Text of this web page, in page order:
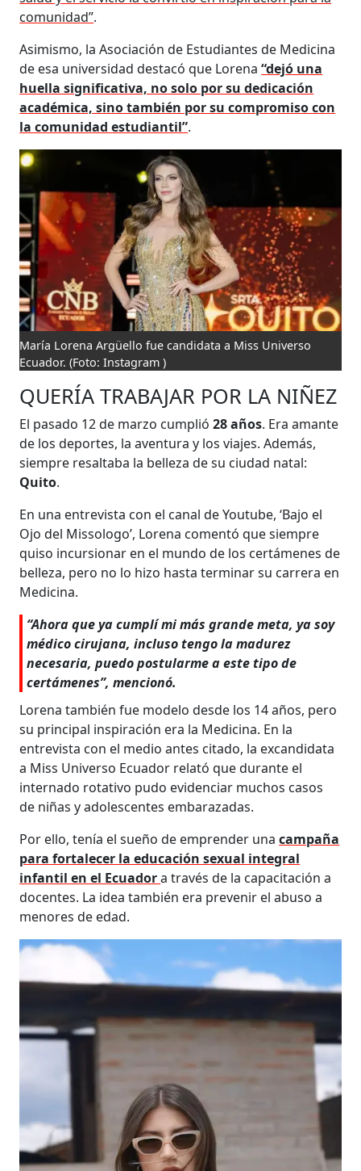
comunidad”.
Asimismo, la Asociación de Estudiantes de Medicina
de esa universidad destacó que Lorena“dejó una
huella significativa, no solo por su dedicación
académica, sino también por su compromiso con
la comunidad estudiantil”.
María Lorena Argüello fue candidata a Miss Universo
Ecuador.(Foto: Instagram )
QUERÍA TRABAJAR POR LA NIÑEZ
El pasado 12 de marzo cumplió28 años. Era amante
de los deportes, la aventura y los viajes. Además,
siempre resaltaba la belleza de su ciudad natal:
Quito.
En una entrevista con el canal de Youtube, ‘Bajo el
Ojo del Missologo’, Lorena comentó que siempre
quiso incursionar en el mundo de los certámenes de
belleza, pero no lo hizo hasta terminar su carrera en
Medicina.
“Ahora que ya cumplí mi más grande meta, ya soy
médico cirujana, incluso tengo la madurez
necesaria, puedo postularme a este tipo de
certámenes”, mencionó.
Lorena también fue modelo desde los 14 años, pero
su principal inspiración era la Medicina. En la
entrevista con el medio antes citado, la excandidata
a Miss Universo Ecuador relató que durante el
internado rotativo pudo evidenciar muchos casos
de niñas y adolescentes embarazadas.
Por ello, tenía el sueño de emprender unacampaña
para fortalecer la educación sexual integral
infantil en el Ecuadora través de la capacitación a
docentes. La idea también era prevenir el abuso a
menores de edad.